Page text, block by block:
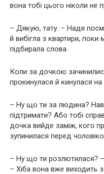
вона тобі цього ніколи не
– Дякую, тату. – Надя
й вибігла з квартири,
підбирала слова.
Коли за дочкою
прокинулася й кинулася на
– Ну що ти за людина?
підтримати? Або тобі
дочка вийде заміж, кого
зупинилася перед
– Ну що ти розлютилася?
– Хіба вона вже виходить